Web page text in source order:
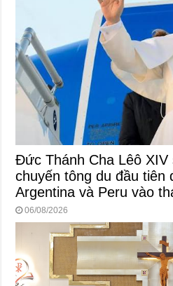
Đức Thánh Cha Lêô XIV
chuyến tông du đầu tiên
Argentina và Peru vào
06/08/2026